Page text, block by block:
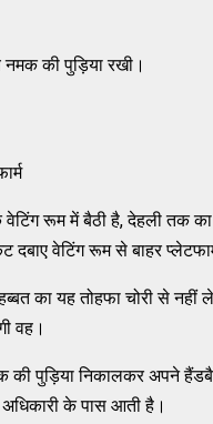
की पुड़िया रखी।
रूम में बैठी है, देहली तक
दबाए वेटिंग रूम से बाहर
का यह तोहफा चोरी से नहीं
वह।
की पुड़िया निकालकर अपने
के पास आती है।